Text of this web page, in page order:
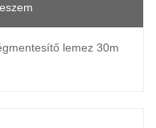
lemez 30m